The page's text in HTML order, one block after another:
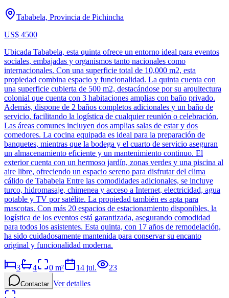
Tababela, Provincia de Pichincha
US$ 4500
Ubicada Tababela, esta quinta ofrece un entorno ideal para eventos
sociales, embajadas y organismos tanto nacionales como
internacionales. Con una superficie total de 10,000 m2, esta
propiedad combina espacio y funcionalidad. La quinta cuenta con
una superficie cubierta de 500 m2, destacándose por su arquitectura
colonial que cuenta con 3 habitaciones amplias con baño privado.
Además, dispone de 2 baños completos adicionales y un baño de
servicio, facilitando la logística de cualquier reunión o celebración.
Las áreas comunes incluyen dos amplias salas de estar y dos
comedores. La cocina equipada es ideal para la preparación de
banquetes, mientras que la bodega y el cuarto de servicio aseguran
un almacenamiento eficiente y un mantenimiento continuo. El
exterior cuenta con un hermoso jardín, zonas verdes y una piscina al
aire libre, ofreciendo un espacio sereno para disfrutar del clima
cálido de Tababela Entre las comodidades adicionales, se incluye
turco, hidromasaje, chimenea y acceso a Internet, electricidad, agua
potable y TV por satélite. La propiedad también es apta para
mascotas. Con más 20 espacios de estacionamiento disponibles, la
logística de los eventos está garantizada, asegurando comodidad
para todos los asistentes. Esta quinta, con 17 años de remodelación,
ha sido cuidadosamente mantenida para conservar su encanto
original y funcionalidad moderna.
3 4 0 m² 14 jul. 23
Contactar Ver detalles